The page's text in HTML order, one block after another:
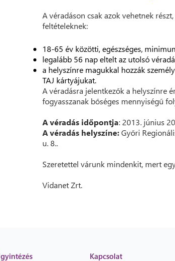
A véradáson csak azok vehetnek
feltételeknek:
18-65 év közötti, egészséges,
legalább 56 nap eltelt az utolsó
a helyszínre magukkal hozzák
TAJ kártyájukat.
A véradásra jelentkezők a helyszínre
fogyasszanak bőséges mennyiségű
A véradás időpontja: 2013. június
A véradás helyszíne:Győri
u. 8..
Szeretettel várunk mindenkit, mert
Vidanet Zrt.
Kapcsolat